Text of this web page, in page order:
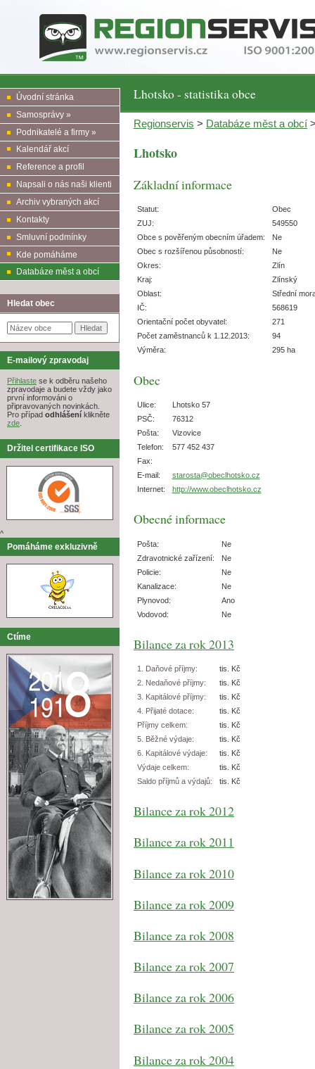
Lhotsko - statistika obce
Úvodní stránka
Samosprávy »
Podnikatelé a firmy »
Kalendář akcí
Reference a profil
Napsali o nás naši klienti
Archiv vybraných akcí
Kontakty
Smluvní podmínky
Kde pomáháme
Databáze měst a obcí
Hledat obec
E-mailový zpravodaj
Přihlaste se k odběru našeho
zpravodaje a budete vždy jako
první informováni o
připravovaných novinkách.
Pro případ odhlášení klikněte
zde.
Držitel certifikace ISO
^
Pomáháme exkluzivně
Ctíme
Regionservis > Databáze měst a obcí
Lhotsko
Základní informace
Statut:
Obec
ZUJ:
549550
Obce s pověřeným obecním úřadem:
Ne
Obec s rozšířenou působností:
Ne
Okres:
Zlín
Kraj:
Zlínský
Oblast:
Střední
IČ:
568619
Orientační počet obyvatel:
271
Počet zaměstnanců k 1.12.2013:
94
Výměra:
295 ha
Obec
Ulice:
Lhotsko 57
PSČ:
76312
Pošta:
Vizovice
Telefon:
577 452 437
Fax:
E-mail:
starosta@obeclhotsko.cz
Internet:
http://www.obeclhotsko.cz
Obecné informace
Pošta:
Ne
Zdravotnické zařízení:
Ne
Policie:
Ne
Kanalizace:
Ne
Plynovod:
Ano
Vodovod:
Ne
Bilance za rok 2013
1. Daňové příjmy:
tis. Kč
2. Nedaňové příjmy:
tis. Kč
3. Kapitálové příjmy:
tis. Kč
4. Přijaté dotace:
tis. Kč
Příjmy celkem:
tis. Kč
5. Běžné výdaje:
tis. Kč
6. Kapitálové výdaje:
tis. Kč
Výdaje celkem:
tis. Kč
Saldo příjmů a výdajů:
tis. Kč
Bilance za rok 2012
Bilance za rok 2011
Bilance za rok 2010
Bilance za rok 2009
Bilance za rok 2008
Bilance za rok 2007
Bilance za rok 2006
Bilance za rok 2005
Bilance za rok 2004